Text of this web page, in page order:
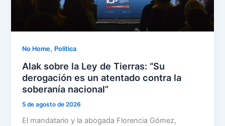
No Home, Política
Alak sobre la Ley de Tierras: “Su
derogación es un atentado contra la
soberanía nacional”
5 de agosto de 2026
El mandatario y la abogada Florencia Gómez,